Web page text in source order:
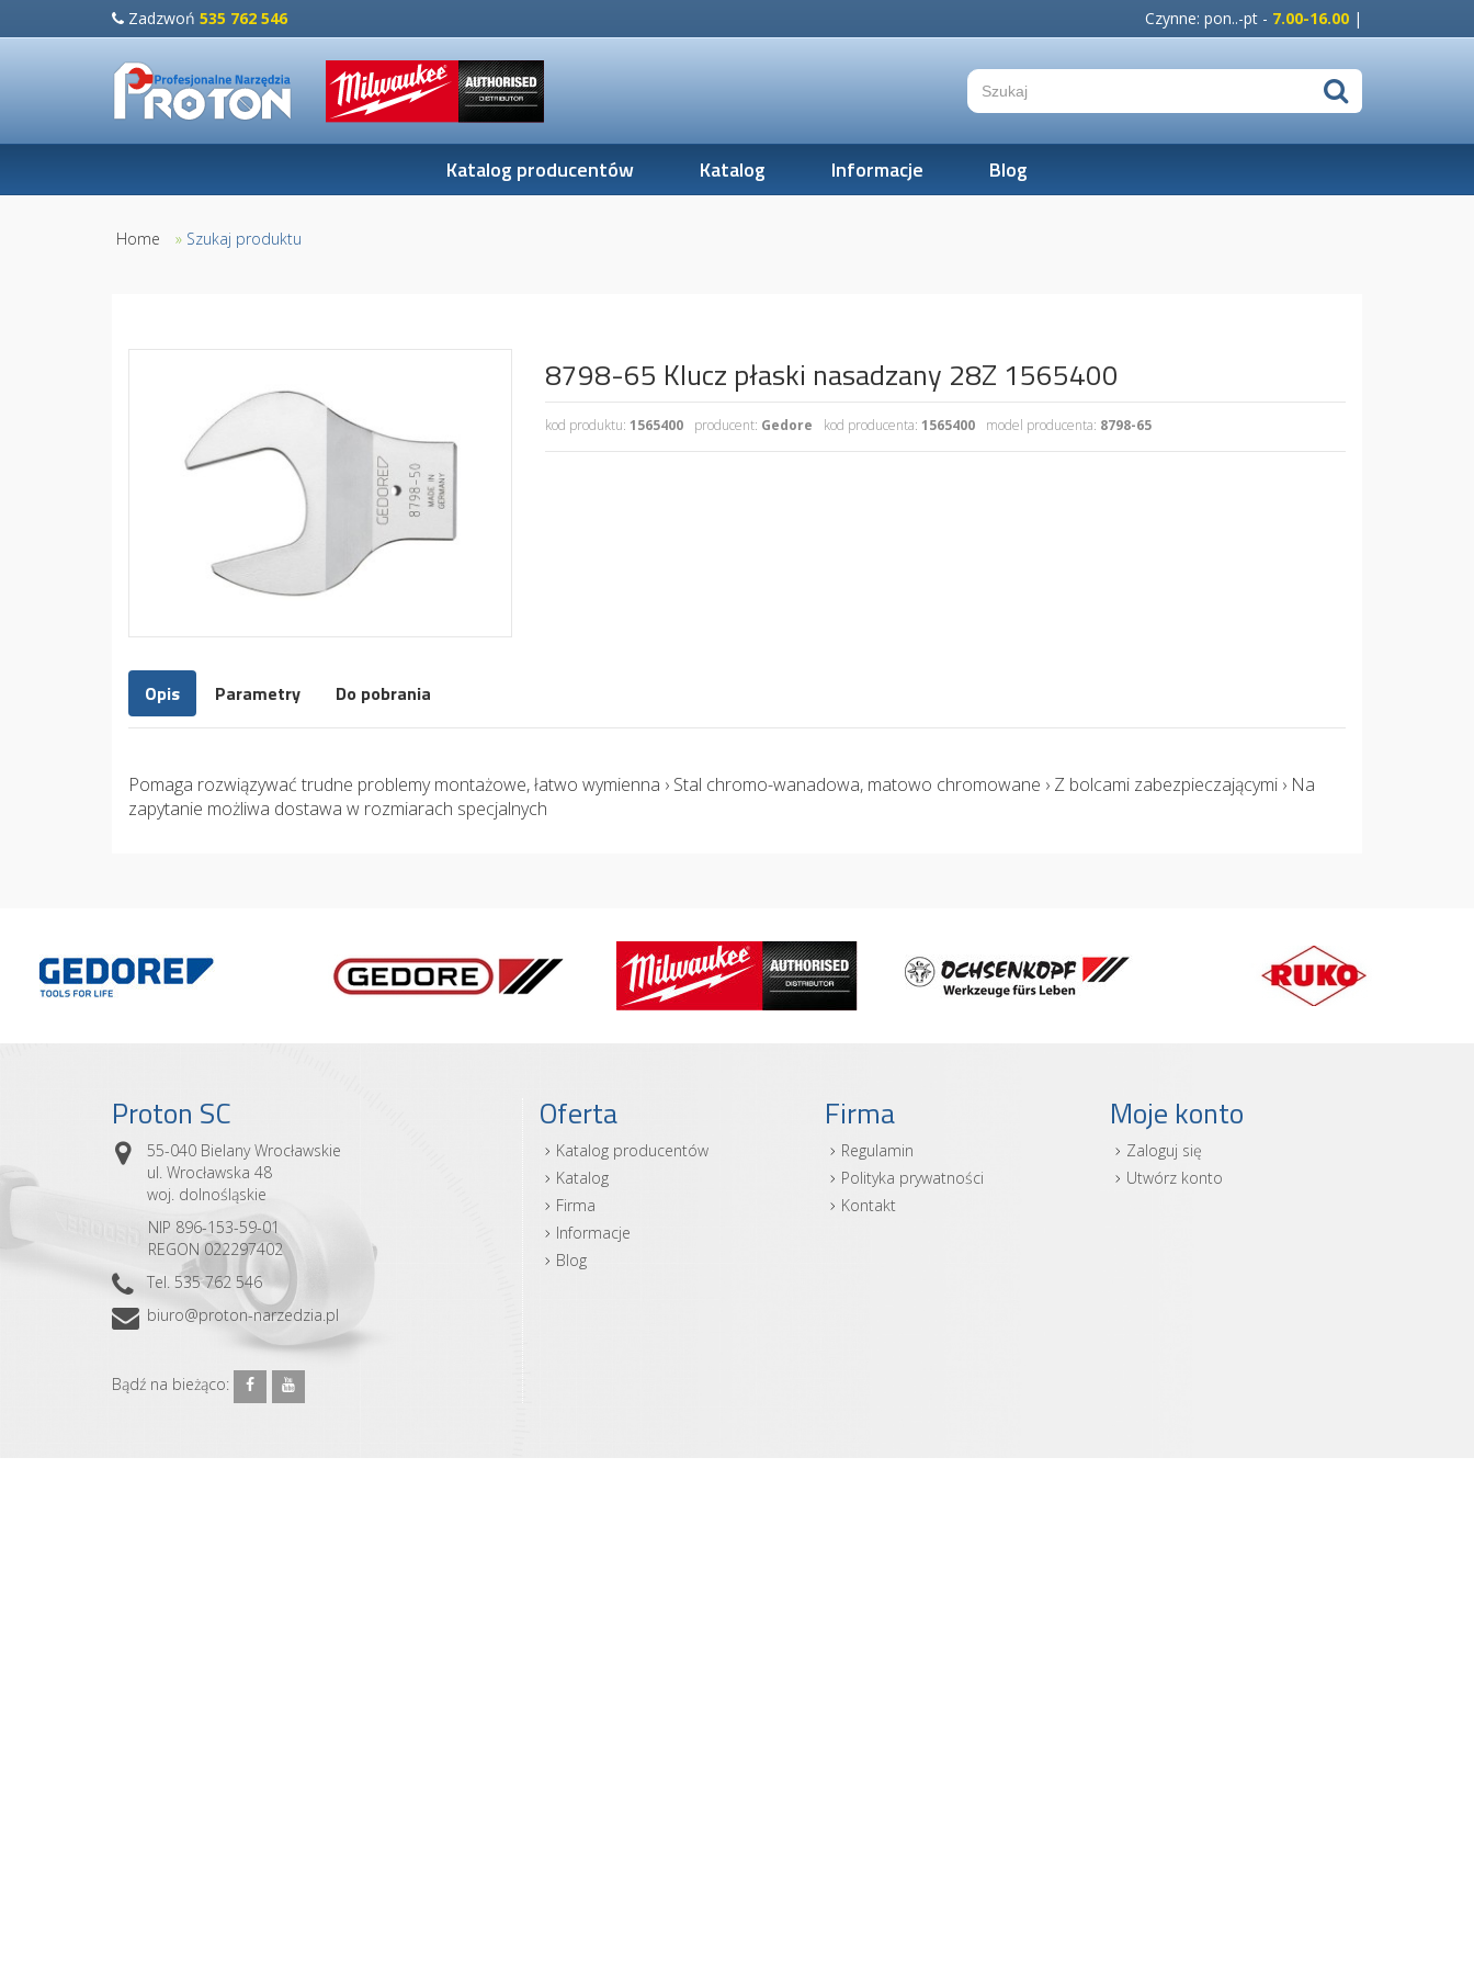
Zadzwoń 535 762 546 Czynne: pon..-pt - 7.00-16.00 |
Katalog producentów Katalog Informacje Blog
Home » Szukaj produktu
8798-65 Klucz płaski nasadzany 28Z 1565400
kod produktu: 1565400 producent: Gedore kod producenta: 1565400 model producenta: 8798-65
Opis Parametry Do pobrania
Pomaga rozwiązywać trudne problemy montażowe, łatwo wymienna › Stal chromo-wanadowa, matowo chromowane › Z bolcami zabezpieczającymi › Na
zapytanie możliwa dostawa w rozmiarach specjalnych
Proton SC
55-040 Bielany Wrocławskie
ul. Wrocławska 48
woj. dolnośląskie
NIP 896-153-59-01
REGON 022297402
Tel. 535 762 546
biuro@proton-narzedzia.pl
Bądź na bieżąco:
Oferta
Katalog producentów
Katalog
Firma
Informacje
Blog
Firma
Regulamin
Polityka prywatności
Kontakt
Moje konto
Zaloguj się
Utwórz konto